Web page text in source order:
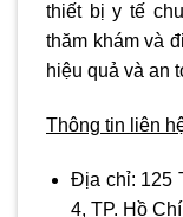
thiết bị y tế
thăm khám và
hiệu quả và an
Thông tin liên
Địa chỉ: 125
4, TP. Hồ